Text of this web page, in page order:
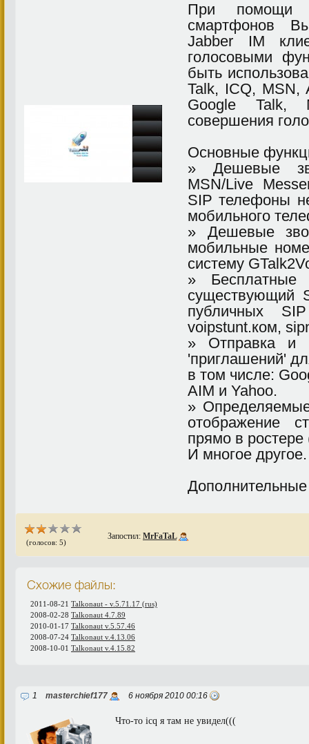
При помощи
смартфонов
Jabber IM
голосовыми
быть
Talk, ICQ, MSN,
Google Talk,
совершения
Основные
» Дешевые
MSN/Live
SIP телефоны
мобильного
» Дешевые
мобильные
систему
» Бесплатные
существующий
публичных
voipstunt.ком,
» Отправка и
'приглашений'
в том числе:
AIM и Yahoo.
»
отображение
прямо в ростере
И многое другое.
(голосов: 5)
Запостил: MrFaTaL
Схожие файлы:
2011-08-21 Talkonaut - v.5.71.17 (rus)
2008-02-28 Talkonaut 4.7.89
2010-01-17 Talkonaut v.5.57.46
2008-07-24 Talkonaut v.4.13.06
2008-10-01 Talkonaut v.4.15.82
1 masterchief177 6 ноября 2010 00:16
Что-то icq я там не увидел(((